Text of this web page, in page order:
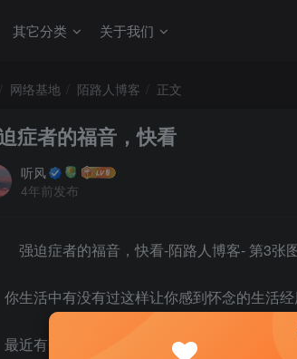
其它分类 关于我们
网络基地 陌路人博客 正文
症者的福音，快看
听风
4年前发布
你生活中有没有过这样让你感到怀念的生活经
最近有一支神奇的「负能量」影片在网路上